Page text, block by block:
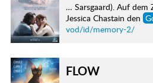
… Sarsgaard). Auf dem
Jessica Chastain den
vod/id/memory-2/
FLOW